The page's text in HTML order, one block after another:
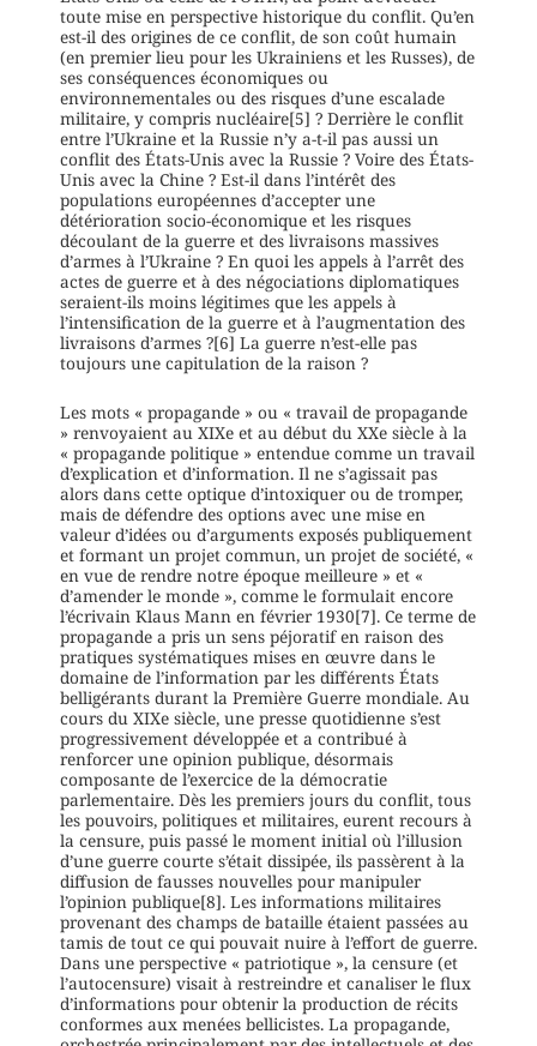
toute mise en perspective historique du conflit. Qu’en
est-il des origines de ce conflit, de son coût humain
(en premier lieu pour les Ukrainiens et les Russes), de
ses conséquences économiques ou
environnementales ou des risques d’une escalade
militaire, y compris nucléaire[5] ? Derrière le conflit
entre l’Ukraine et la Russie n’y a-t-il pas aussi un
conflit des États-Unis avec la Russie ? Voire des États-
Unis avec la Chine ? Est-il dans l’intérêt des
populations européennes d’accepter une
détérioration socio-économique et les risques
découlant de la guerre et des livraisons massives
d’armes à l’Ukraine ? En quoi les appels à l’arrêt des
actes de guerre et à des négociations diplomatiques
seraient-ils moins légitimes que les appels à
l’intensification de la guerre et à l’augmentation des
livraisons d’armes ?[6] La guerre n’est-elle pas
toujours une capitulation de la raison ?
Les mots « propagande » ou « travail de propagande
» renvoyaient au XIXe et au début du XXe siècle à la
« propagande politique » entendue comme un travail
d’explication et d’information. Il ne s’agissait pas
alors dans cette optique d’intoxiquer ou de tromper,
mais de défendre des options avec une mise en
valeur d’idées ou d’arguments exposés publiquement
et formant un projet commun, un projet de société, «
en vue de rendre notre époque meilleure » et «
d’amender le monde », comme le formulait encore
l’écrivain Klaus Mann en février 1930[7]. Ce terme de
propagande a pris un sens péjoratif en raison des
pratiques systématiques mises en œuvre dans le
domaine de l’information par les différents États
belligérants durant la Première Guerre mondiale. Au
cours du XIXe siècle, une presse quotidienne s’est
progressivement développée et a contribué à
renforcer une opinion publique, désormais
composante de l’exercice de la démocratie
parlementaire. Dès les premiers jours du conflit, tous
les pouvoirs, politiques et militaires, eurent recours à
la censure, puis passé le moment initial où l’illusion
d’une guerre courte s’était dissipée, ils passèrent à la
diffusion de fausses nouvelles pour manipuler
l’opinion publique[8]. Les informations militaires
provenant des champs de bataille étaient passées au
tamis de tout ce qui pouvait nuire à l’effort de guerre.
Dans une perspective « patriotique », la censure (et
l’autocensure) visait à restreindre et canaliser le flux
d’informations pour obtenir la production de récits
conformes aux menées bellicistes. La propagande,